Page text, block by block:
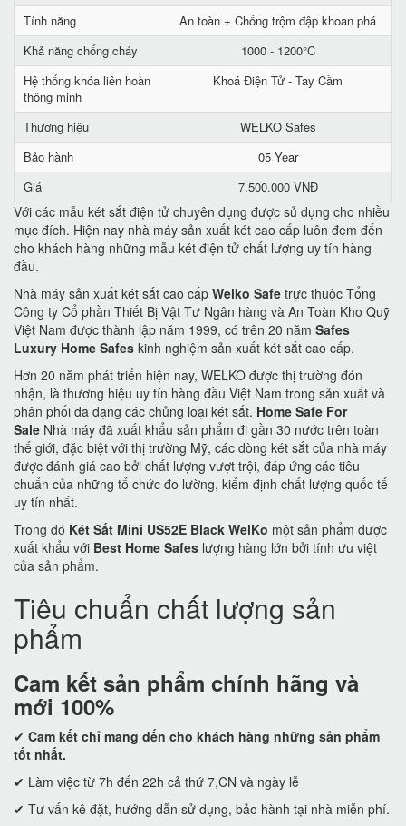
Tính năng
An toàn + Chống trộm đập khoan phá
Khả năng chống cháy
1000 - 1200°C
Hệ thống khóa liên hoàn
thông minh
Khoá Điện Tử - Tay Cầm
Thương hiệu
WELKO Safes
Bảo hành
05 Year
Giá
7.500.000 VNĐ
Với các mẫu két sắt điện tử chuyên dụng được sủ dụng cho nhiều
mục đích. Hiện nay nhà máy sản xuất két cao cấp luôn đem đến
cho khách hàng những mẫu két điện tử chất lượng uy tín hàng
đầu.
Nhà máy sản xuất két sắt cao cấp Welko Safe trực thuộc Tổng
Công ty Cổ phần Thiết Bị Vật Tư Ngân hàng và An Toàn Kho Quỹ
Việt Nam được thành lập năm 1999, có trên 20 năm Safes
Luxury Home Safes kinh nghiệm sản xuất két sắt cao cấp.
Hơn 20 năm phát triển hiện nay, WELKO được thị trường đón
nhận, là thương hiệu uy tín hàng đầu Việt Nam trong sản xuất và
phân phối đa dạng các chủng loại két sắt. Home Safe For
Sale Nhà máy đã xuất khẩu sản phẩm đi gần 30 nước trên toàn
thế giới, đặc biệt với thị trường Mỹ, các dòng két sắt của nhà máy
được đánh giá cao bởi chất lượng vượt trội, đáp ứng các tiêu
chuẩn của những tổ chức đo lường, kiểm định chất lượng quốc tế
uy tín nhất.
Trong đó Két Sắt Mini US52E Black WelKo một sản phẩm được
xuất khẩu với Best Home Safes lượng hàng lớn bởi tính ưu việt
của sản phẩm.
Tiêu chuẩn chất lượng sản
phẩm
Cam kết sản phẩm chính hãng và
mới 100%
✔ Cam kết chỉ mang đến cho khách hàng những sản phẩm
tốt nhất.
✔ Làm việc từ 7h đến 22h cả thứ 7,CN và ngày lễ
✔ Tư vấn kê đặt, hướng dẫn sử dụng, bảo hành tại nhà miễn phí.